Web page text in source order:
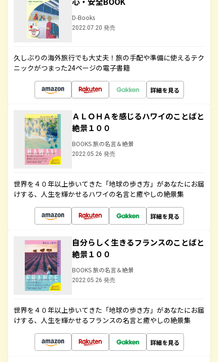
D-Books
2022.07.20 発売
久しぶりの海外旅行でも大丈夫！旅の手配や準備に使えるテク
ニックがつまった24ページの電子書籍
詳細を見る
ＡＬＯＨＡを感じるハワイのことばと
絶景１００
BOOKS 旅の名言＆絶景
2022.05.26 発売
世界を４０年以上歩いてきた「地球の歩き方」があなたにお届
けする、人生を輝かせるハワイの名言と癒やしの絶景集
詳細を見る
自分らしく生きるフランスのことばと
絶景１００
BOOKS 旅の名言＆絶景
2022.05.26 発売
世界を４０年以上歩いてきた「地球の歩き方」があなたにお届
けする、人生を輝かせるフランスの名言と癒やしの絶景集
詳細を見る